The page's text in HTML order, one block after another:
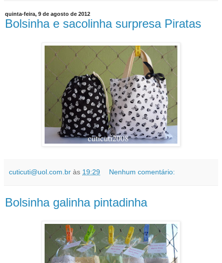
quinta-feira, 9 de agosto de 2012
Bolsinha e sacolinha surpresa Piratas
cuticuti@uol.com.br às 19:29 Nenhum comentário:
Bolsinha galinha pintadinha